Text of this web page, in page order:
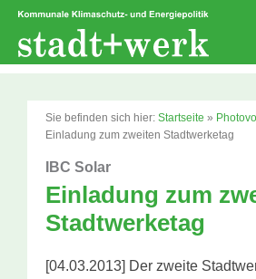
Zum
springen
Sie befinden sich hier: Startseite »
Einladung zum zweiten Stadtwerketag
IBC Solar
Einladung zum
Stadtwerketag
[04.03.2013] Der zweite